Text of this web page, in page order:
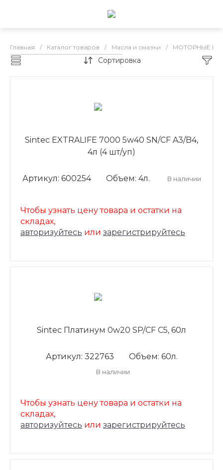
Главная / Каталог товаров / Масла и смазки / МОТОРНЫЕ
Sintec бензин
Сортировка
Sintec EXTRALIFE 7000 5w40 SN/CF A3/B4,
4л (4 шт/уп)
Артикул: 600254 Объем: 4л. В наличии
Чтобы узнать цену товара и остатки на
складах,
авторизуйтесь или зарегистрируйтесь
Sintec Платинум 0w20 SP/CF C5, 60л
Артикул: 322763 Объем: 60л.
В наличии
Чтобы узнать цену товара и остатки на
складах,
авторизуйтесь или зарегистрируйтесь